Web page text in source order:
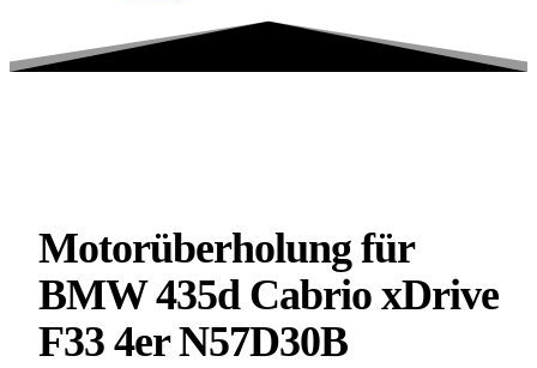
Motorüberholung für
BMW 435d Cabrio xDrive
F33 4er N57D30B